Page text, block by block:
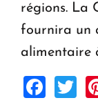
régions. La
fournira un
alimentaire